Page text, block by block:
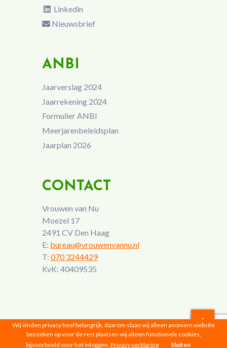
Linkedin
Nieuwsbrief
ANBI
Jaarverslag 2024
Jaarrekening 2024
Formulier ANBI
Meerjarenbeleidsplan
Jaarplan 2026
CONTACT
Vrouwen van Nu
Moezel 17
2491 CV Den Haag
E: bureau@vrouwenvannu.nl
T: 070 3244429
KvK: 40409535
Vrouwen van Nu © 2026 |Privacyverklaring
Wij vinden privacy heel belangrijk, daarom slaan wij alleen anoniem website
bezoeken op voor de rest plaatsen wij alleen functionele cookies,
bijvoorbeeld voor het inloggen. Privacy verklaring Sluiten